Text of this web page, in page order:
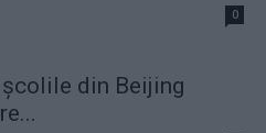
0
din Beijing